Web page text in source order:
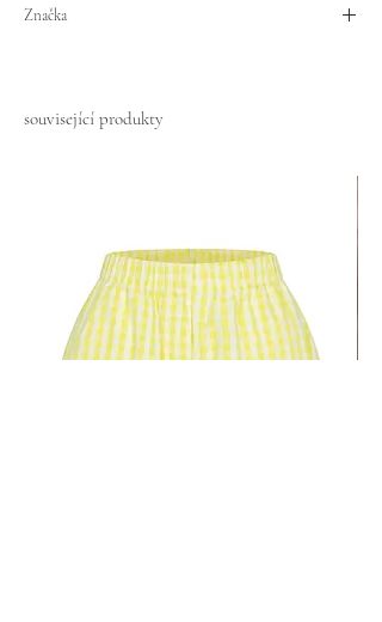
Značka
související produkty